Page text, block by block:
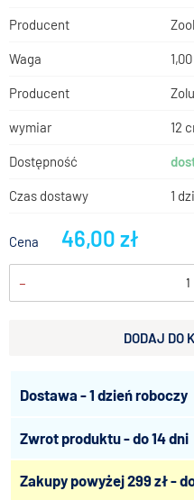
Producent
Waga
Producent
wymiar 12
Dostępność
Czas dostawy 1
Cena 46,00 zł
-
DODAJ DO
Dostawa - 1 dzień roboczy
Zwrot produktu - do 14 dni
Zakupy powyżej 299 zł -